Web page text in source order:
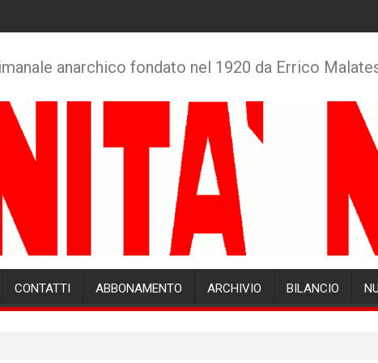
anarchico fondato nel 1920 da Errico
CONTATTI ABBONAMENTO ARCHIVIO BILANCIO